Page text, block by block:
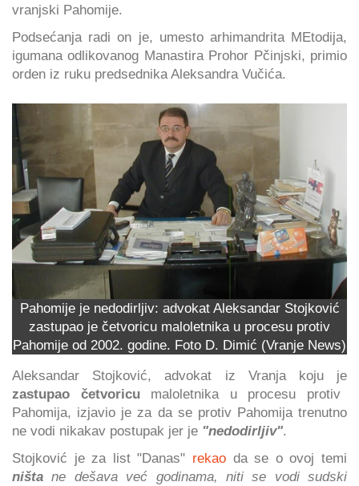
vranjski Pahomije.
Podsećanja radi on je, umesto arhimandrita MEtodija,
igumana odlikovanog Manastira Prohor Pčinjski, primio
orden iz ruku predsednika Aleksandra Vučića.
Pahomije je nedodirljiv: advokat Aleksandar Stojković
zastupao je četvoricu maloletnika u procesu protiv
Pahomije od 2002. godine. Foto D. Dimić (Vranje News)
Aleksandar Stojković, advokat iz Vranja koju je
zastupao četvoricumaloletnika u procesu protiv
Pahomija, izjavio je za da se protiv Pahomija trenutno
ne vodi nikakav postupak jer je "nedodirljiv".
Stojković je za list "Danas" rekao da se o ovoj temi
ništa ne dešava već godinama, niti se vodi sudski